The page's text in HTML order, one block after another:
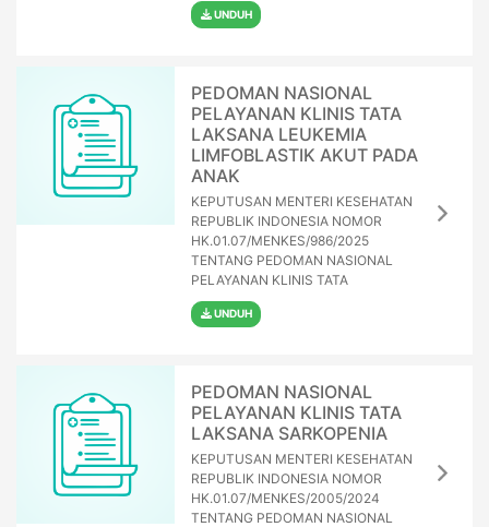
UNDUH
PEDOMAN NASIONAL
PELAYANAN KLINIS TATA
LAKSANA LEUKEMIA
LIMFOBLASTIK AKUT PADA
ANAK
KEPUTUSAN MENTERI KESEHATAN
REPUBLIK INDONESIA NOMOR
HK.01.07/MENKES/986/2025
TENTANG PEDOMAN NASIONAL
PELAYANAN KLINIS TATA
UNDUH
PEDOMAN NASIONAL
PELAYANAN KLINIS TATA
LAKSANA SARKOPENIA
KEPUTUSAN MENTERI KESEHATAN
REPUBLIK INDONESIA NOMOR
HK.01.07/MENKES/2005/2024
TENTANG PEDOMAN NASIONAL